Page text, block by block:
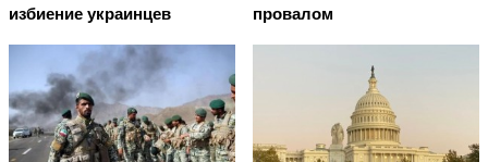
избиение украинцев
провалом